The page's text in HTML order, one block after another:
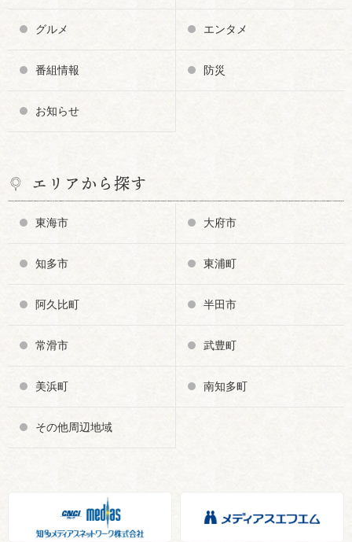
グルメ エンタメ
番組情報 防災
お知らせ
エリアから探す
東海市 大府市
知多市 東浦町
阿久比町 半田市
常滑市 武豊町
美浜町 南知多町
その他周辺地域